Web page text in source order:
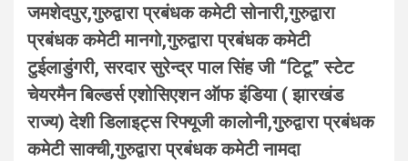
जमशेदपुर,गुरुद्वारा प्रबंधक कमेटी सोनारी,गुरुद्वारा
प्रबंधक कमेटी मानगो,गुरुद्वारा प्रबंधक कमेटी
टुईलाडुंगरी, सरदार सुरेन्द्र पाल सिंह जी “टिटू” स्टेट
चेयरमैन बिल्डर्स एशोसिएशन ऑफ इंडिया ( झारखंड
राज्य) देशी डिलाइट्स रिफ्यूजी कालोनी,गुरुद्वारा प्रबंधक
कमेटी साक्ची,गुरुद्वारा प्रबंधक कमेटी नामदा